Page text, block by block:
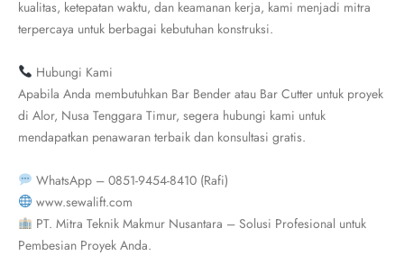
kualitas, ketepatan waktu, dan keamanan kerja, kami menjadi mitra
terpercaya untuk berbagai kebutuhan konstruksi.
Hubungi Kami
Apabila Anda membutuhkan Bar Bender atau Bar Cutter untuk proyek
di Alor, Nusa Tenggara Timur, segera hubungi kami untuk
mendapatkan penawaran terbaik dan konsultasi gratis.
WhatsApp – 0851-9454-8410 (Rafi)
www.sewalift.com
PT. Mitra Teknik Makmur Nusantara – Solusi Profesional untuk
Pembesian Proyek Anda.